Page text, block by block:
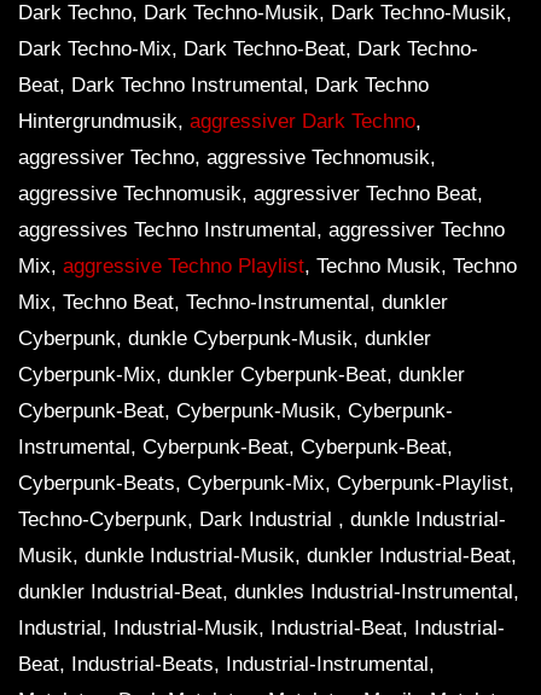
Dark Techno, Dark Techno-Musik, Dark Techno-Musik,
Dark Techno-Mix, Dark Techno-Beat, Dark Techno-
Beat, Dark Techno Instrumental, Dark Techno
Hintergrundmusik, aggressiver Dark Techno,
aggressiver Techno, aggressive Technomusik,
aggressive Technomusik, aggressiver Techno Beat,
aggressives Techno Instrumental, aggressiver Techno
Mix, aggressive Techno Playlist, Techno Musik, Techno
Mix, Techno Beat, Techno-Instrumental, dunkler
Cyberpunk, dunkle Cyberpunk-Musik, dunkler
Cyberpunk-Mix, dunkler Cyberpunk-Beat, dunkler
Cyberpunk-Beat, Cyberpunk-Musik, Cyberpunk-
Instrumental, Cyberpunk-Beat, Cyberpunk-Beat,
Cyberpunk-Beats, Cyberpunk-Mix, Cyberpunk-Playlist,
Techno-Cyberpunk, Dark Industrial , dunkle Industrial-
Musik, dunkle Industrial-Musik, dunkler Industrial-Beat,
dunkler Industrial-Beat, dunkles Industrial-Instrumental,
Industrial, Industrial-Musik, Industrial-Beat, Industrial-
Beat, Industrial-Beats, Industrial-Instrumental,